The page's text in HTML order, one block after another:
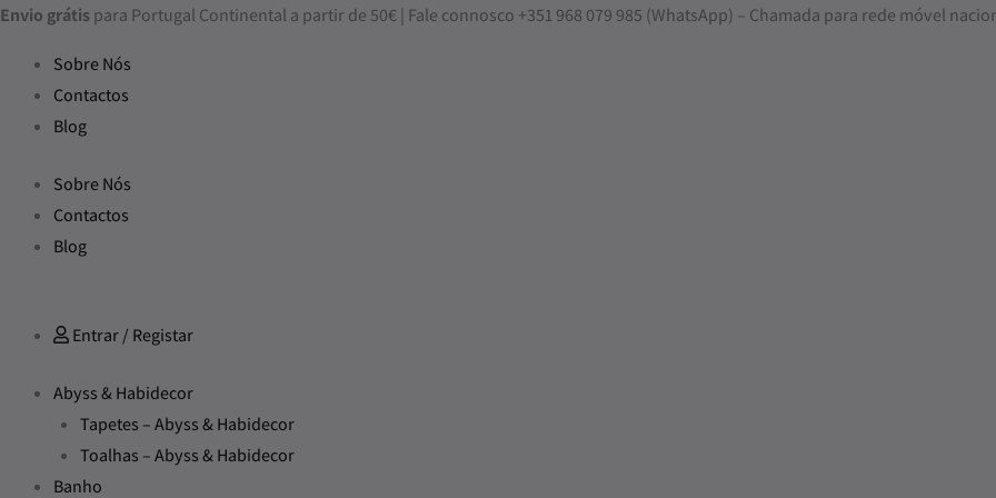
Skip
content
Envio grátispara Portugal Continental a partir de 50€ | Fale connosco +351 968 079 985 (WhatsApp) – Chamada para rede móvel
Sobre Nós
Contactos
Blog
Sobre Nós
Contactos
Blog
Entrar / Registar
Abyss & Habidecor
Tapetes – Abyss & Habidecor
Toalhas – Abyss & Habidecor
Banho